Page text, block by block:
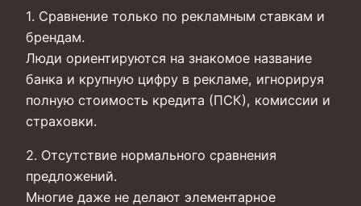
1. Сравнение только по рекламным ставкам и
брендам.
Люди ориентируются на знакомое название
банка и крупную цифру в рекламе, игнорируя
полную стоимость кредита (ПСК), комиссии и
страховки.
2. Отсутствие нормального сравнения
предложений.
Многие даже не делают элементарное